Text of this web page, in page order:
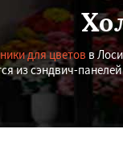
для цветов в
из сэндвич-